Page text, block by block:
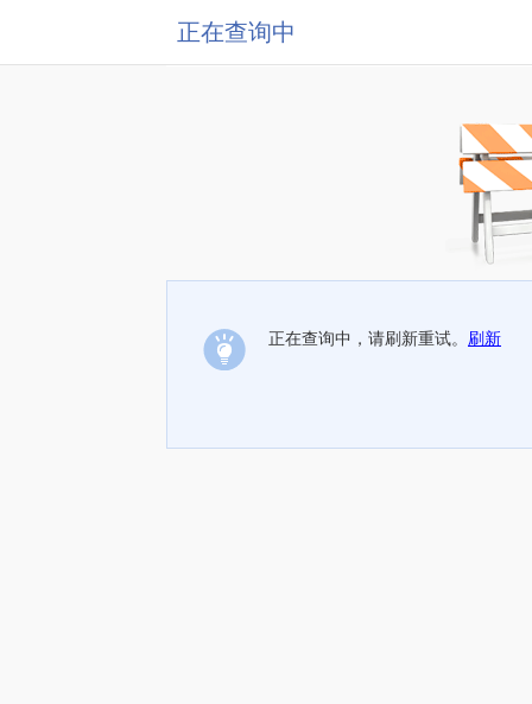
正在查询中
正在查询中，请刷新重试。 刷新